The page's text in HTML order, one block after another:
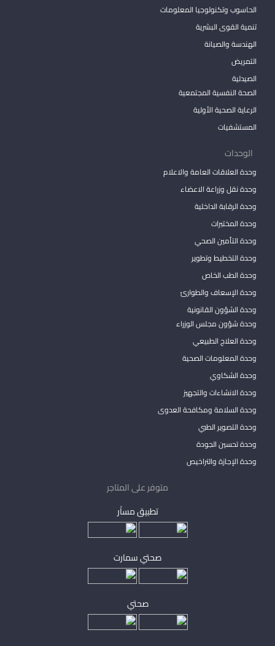
الحاسوب وتكنولوجيا المعلومات
تنمية القوى البشرية
الهندسة والصيانة
التمريض
الصيدلية
الصحة النفسية المجتمعية
الرعاية الصحية الأولية
المستشفيات
الوحدات
وحدة العلاقات العامة والاعلام
وحدة نقل وزراعة الاعضاء
وحدة الرقابة الداخلية
وحدة المختبرات
وحدة التأمين الصحي
وحدة التخطيط وتطوير
وحدة الطب الخاص
وحدة الإسعاف والطوارئ
وحدة الشؤون القانونية
وحدة شؤون مجلس الوزراء
وحدة العلاج الطبيعي
وحدة المعلومات الصحية
وحدة الشكاوي
وحدة الانشاءات والتجهيز
وحدة السلامة ومكافحة العدوى
وحدة التصوير الطبي
وحدة تحسين الجودة
وحدة الإجازة والتراخيص
متوفر على المتاجر
تطبيق مساْر
صحتي سمارت
صحتي